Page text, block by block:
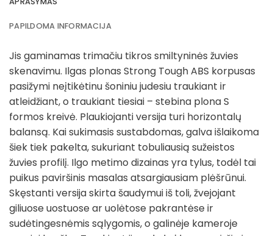
PAPILDOMA INFORMACIJA
Jis gaminamas trimačiu tikros smiltyninės žuvies
skenavimu. Ilgas plonas Strong Tough ABS korpusas
pasižymi neįtikėtinu šoniniu judesiu traukiant ir
atleidžiant, o traukiant tiesiai – stebina plona S
formos kreivė. Plaukiojanti versija turi horizontalų
balansą. Kai sukimasis sustabdomas, galva išlaikoma
šiek tiek pakelta, sukuriant tobuliausią sužeistos
žuvies profilį. Ilgo metimo dizainas yra tylus, todėl tai
puikus paviršinis masalas atsargiausiam plėšrūnui.
Skęstanti versija skirta šaudymui iš toli, žvejojant
giliuose uostuose ar uolėtose pakrantėse ir
sudėtingesnėmis sąlygomis, o galinėje kameroje